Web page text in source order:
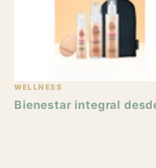
WELLNESS
Bienestar integral